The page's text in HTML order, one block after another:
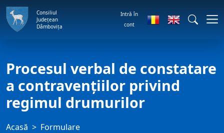
Consiliul
Județean
Dâmbovița
Intră în
cont
Procesul verbal de constatare
a contravenţiilor privind
regimul drumurilor
Acasă
Formulare